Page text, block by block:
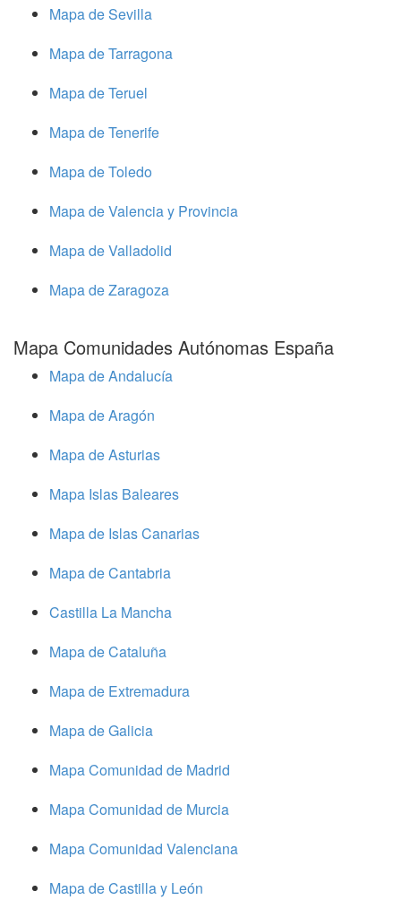
Mapa de Sevilla
Mapa de Tarragona
Mapa de Teruel
Mapa de Tenerife
Mapa de Toledo
Mapa de Valencia y Provincia
Mapa de Valladolid
Mapa de Zaragoza
Mapa Comunidades Autónomas España
Mapa de Andalucía
Mapa de Aragón
Mapa de Asturias
Mapa Islas Baleares
Mapa de Islas Canarias
Mapa de Cantabria
Castilla La Mancha
Mapa de Cataluña
Mapa de Extremadura
Mapa de Galicia
Mapa Comunidad de Madrid
Mapa Comunidad de Murcia
Mapa Comunidad Valenciana
Mapa de Castilla y León